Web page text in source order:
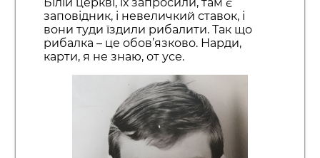
заповідник, і невеличкий ставок, і
вони туди їздили рибалити. Так що
рибалка – це обов’язково. Нарди,
карти, я не знаю, от усе.